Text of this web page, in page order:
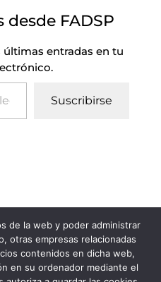
desde FADSP
últimas entradas en tu
Suscribirse
de la web y poder administrar
otras empresas relacionadas
contenidos en dicha web,
en su ordenador mediante el